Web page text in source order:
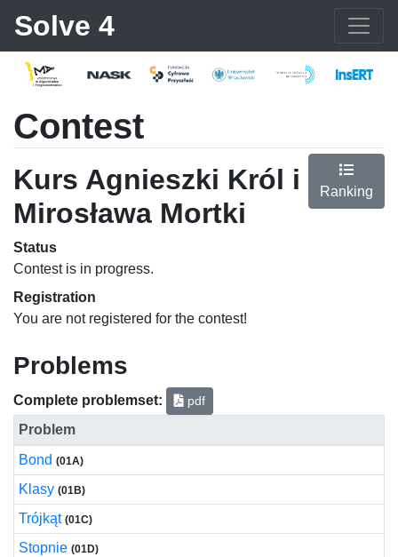
Solve 4
Contest
Kurs Agnieszki Król i
Mirosława Mortki
Ranking
Status
Contest is in progress.
Registration
You are not registered for the contest!
Problems
Complete problemset: pdf
Problem
Bond (01A)
Klasy (01B)
Trójkąt (01C)
Stopnie (01D)